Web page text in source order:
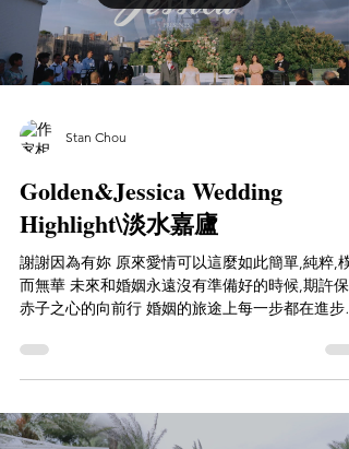
Stan Chou
Golden&Jessica Wedding
Highlight\淡水嘉廬
謝謝因為有妳 原來愛情可以這麼如此簡單,純粹,樸
而無華 未來和婚姻永遠沒有準備好的時候,期許保
赤子之心的向前行 婚姻的旅途上每一步都在進步每
此刻回到淡水回到我們彼此相識充滿回憶的地方 再
一次看到熟悉的風景...